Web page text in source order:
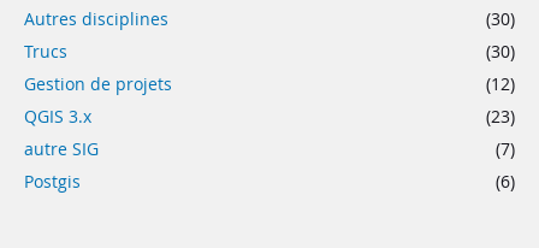
Autres disciplines
(30)
Trucs
(30)
Gestion de projets
(12)
QGIS 3.x
(23)
autre SIG
(7)
Postgis
(6)